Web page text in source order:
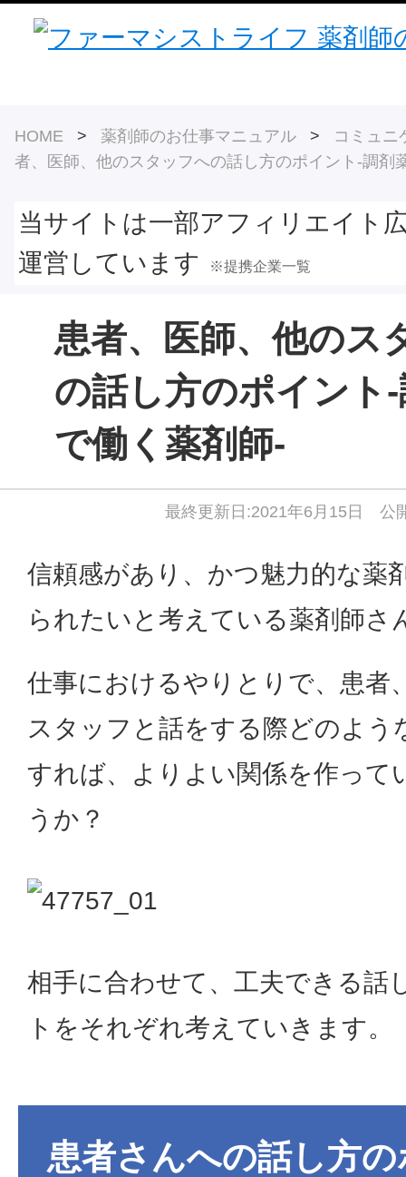
HOME > 薬剤師のお仕事マニュアル >
コミュニ
者、医師、他のスタッフへの話し方のポイント-調剤
当サイトは一部アフィリエイト
運営しています
※提携企業一覧
患者、医師、他のス
の話し方のポイント
で働く薬剤師-
最終更新日:2021年6月15日 公
信頼感があり、かつ魅力的な薬
られたいと考えている薬剤師さ
仕事におけるやりとりで、患者
スタッフと話をする際どのよう
すれば、よりよい関係を作って
うか？
相手に合わせて、工夫できる話
トをそれぞれ考えていきます。
患者さんへの話し方